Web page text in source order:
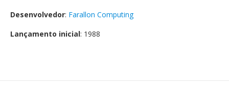
Desenvolvedor: Farallon Computing
Lançamento inicial: 1988